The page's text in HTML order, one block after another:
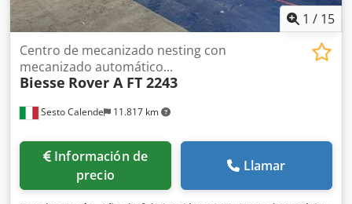
1 / 15
Sesto Calende 11.817 km
Centro de mecanizado nesting con
mecanizado automático...
Biesse Rover A FT 2243
Información de
precio
Llamar